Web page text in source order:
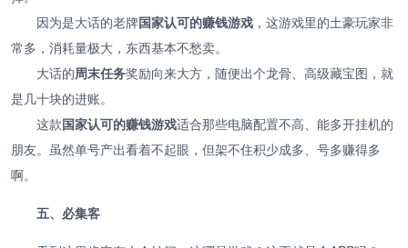
因为是大话的老牌国家认可的赚钱游戏 ，这游戏里的土豪玩家非
常多，消耗量极大，东西基本不愁卖。
大话的周末任务奖励向来大方，随便出个龙骨、高级藏宝图，就
是几十块的进账。
这款国家认可的赚钱游戏适合那些电脑配置不高、能多开挂机的
朋友。虽然单号产出看着不起眼，但架不住积少成多、号多赚得多
啊。
五、必集客